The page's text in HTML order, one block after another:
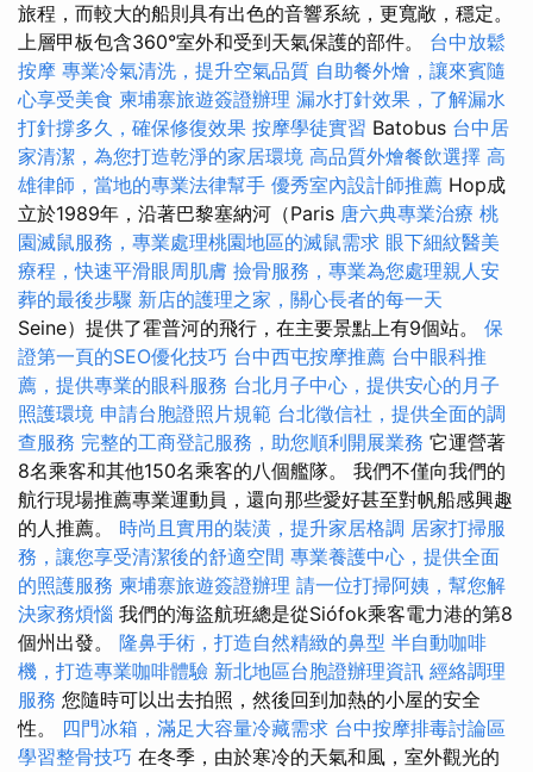
旅程，而較大的船則具有出色的音響系統，更寬敞，穩定。
上層甲板包含360°室外和受到天氣保護的部件。 台中放鬆
按摩 專業冷氣清洗，提升空氣品質 自助餐外燴，讓來賓隨
心享受美食 柬埔寨旅遊簽證辦理 漏水打針效果，了解漏水
打針撐多久，確保修復效果 按摩學徒實習 Batobus 台中居
家清潔，為您打造乾淨的家居環境 高品質外燴餐飲選擇 高
雄律師，當地的專業法律幫手 優秀室內設計師推薦 Hop成
立於1989年，沿著巴黎塞納河（Paris 唐六典專業治療 桃
園滅鼠服務，專業處理桃園地區的滅鼠需求 眼下細紋醫美
療程，快速平滑眼周肌膚 撿骨服務，專業為您處理親人安
葬的最後步驟 新店的護理之家，關心長者的每一天
Seine）提供了霍普河的飛行，在主要景點上有9個站。 保
證第一頁的SEO優化技巧 台中西屯按摩推薦 台中眼科推
薦，提供專業的眼科服務 台北月子中心，提供安心的月子
照護環境 申請台胞證照片規範 台北徵信社，提供全面的調
查服務 完整的工商登記服務，助您順利開展業務 它運營著
8名乘客和其他150名乘客的八個艦隊。 我們不僅向我們的
航行現場推薦專業運動員，還向那些愛好甚至對帆船感興趣
的人推薦。 時尚且實用的裝潢，提升家居格調 居家打掃服
務，讓您享受清潔後的舒適空間 專業養護中心，提供全面
的照護服務 柬埔寨旅遊簽證辦理 請一位打掃阿姨，幫您解
決家務煩惱 我們的海盜航班總是從Siófok乘客電力港的第8
個州出發。 隆鼻手術，打造自然精緻的鼻型 半自動咖啡
機，打造專業咖啡體驗 新北地區台胞證辦理資訊 經絡調理
服務 您隨時可以出去拍照，然後回到加熱的小屋的安全
性。 四門冰箱，滿足大容量冷藏需求 台中按摩排毒討論區
學習整骨技巧 在冬季，由於寒冷的天氣和風，室外觀光的